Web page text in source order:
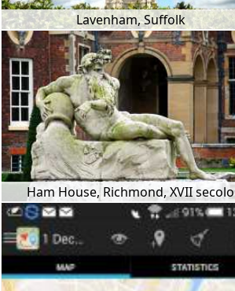
Lavenham, Suffolk
Ham House, Richmond, XVII secolo